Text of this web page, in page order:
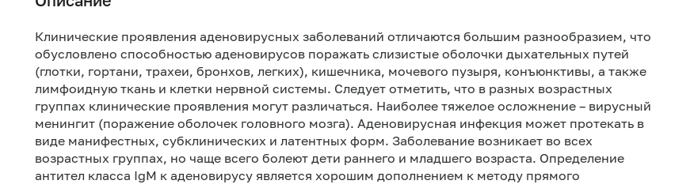
Клинические проявления аденовирусных заболеваний отличаются большим разнообразием, что
обусловлено способностью аденовирусов поражать слизистые оболочки дыхательных путей
(глотки, гортани, трахеи, бронхов, легких), кишечника, мочевого пузыря, конъюнктивы, а также
лимфоидную ткань и клетки нервной системы. Следует отметить, что в разных возрастных
группах клинические проявления могут различаться. Наиболее тяжелое осложнение – вирусный
менингит (поражение оболочек головного мозга). Аденовирусная инфекция может протекать в
виде манифестных, субклинических и латентных форм. Заболевание возникает во всех
возрастных группах, но чаще всего болеют дети раннего и младшего возраста. Определение
антител класса IgM к аденовирусу является хорошим дополнением к методу прямого